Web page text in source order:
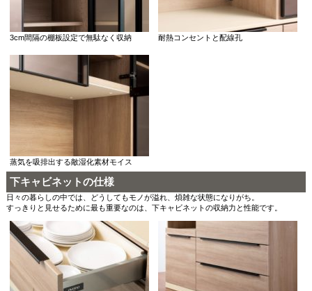
3cm間隔の棚板設定で無駄なく収納 耐熱コンセントと配線孔
蒸気を吸排出する敵湿化素材モイス
下キャビネットの仕様
日々の暮らしの中では、どうしてもモノが溢れ、煩雑な状態になりがち。
すっきりと見せるために最も重要なのは、下キャビネットの収納力と性能です。